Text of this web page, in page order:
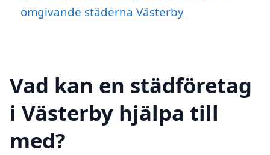
omgivande städerna Västerby
Vad kan en städföretag
i Västerby hjälpa till
med?